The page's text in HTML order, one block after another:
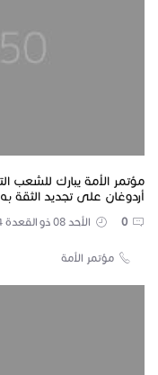
مؤتمر الأمة يبارك للشعب
أردوغان على تجديد الثقة به
الأحد 08 ذو القعدة 1444 00:00
مؤتمر الأمة